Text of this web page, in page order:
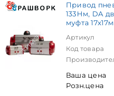
Привод
133Нм, DA
муфта
Артикул
Код товара
Ваша цена
Розн.цена